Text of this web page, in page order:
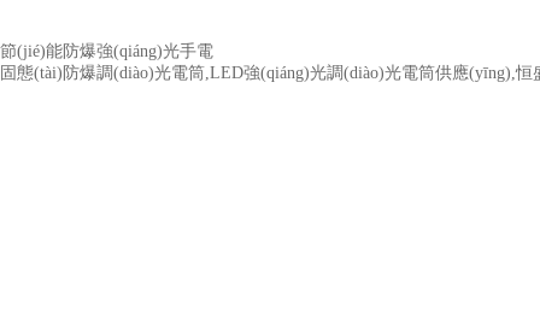
節(jié)能防爆強(qiáng)光手電
固態(tài)防爆調(diào)光電筒,LED強(qiáng)光調(diào)光電筒供應(yīng),恒